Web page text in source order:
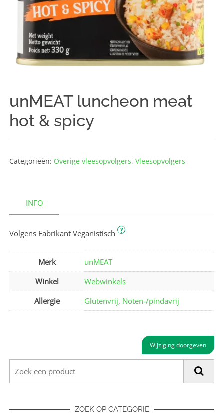
unMEAT luncheon meat
hot & spicy
Categorieën: Overige vlees­opvolgers,Vlees­opvolgers
INFO
Volgens Fabrikant Veganistisch ?
Merk
unMEAT
Winkel
Webwinkels
Allergie
Glutenvrij, Noten-/pindavrij
Wijziging doorgeven
ZOEK OP CATEGORIE